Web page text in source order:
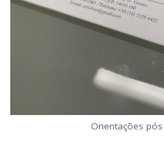
Orientações